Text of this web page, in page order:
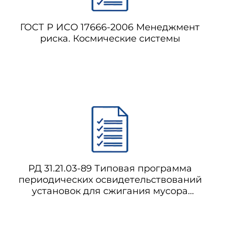
ГОСТ Р ИСО 17666-2006 Менеджмент
риска. Космические системы
РД 31.21.03-89 Типовая программа
периодических освидетельствований
установок для сжигания мусора